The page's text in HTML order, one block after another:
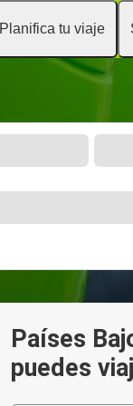
Planifica tu viaje
Países
puedes